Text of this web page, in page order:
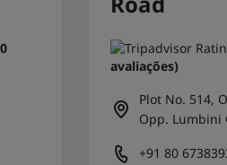
avaliações)
Plot No. 514,
Opp. Lumbini
+91 80